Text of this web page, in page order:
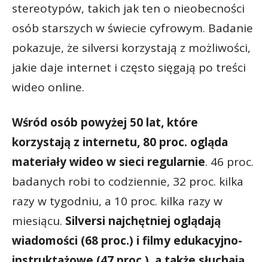
stereotypów, takich jak ten o nieobecności
osób starszych w świecie cyfrowym. Badanie
pokazuje, że silversi korzystają z możliwości,
jakie daje internet i często sięgają po treści
wideo online.
Wśród osób powyżej 50 lat, które
korzystają z internetu, 80 proc. ogląda
materiały wideo w sieci regularnie. 46 proc.
badanych robi to codziennie, 32 proc. kilka
razy w tygodniu, a 10 proc. kilka razy w
miesiącu. Silversi najchętniej oglądają
wiadomości (68 proc.) i filmy edukacyjno-